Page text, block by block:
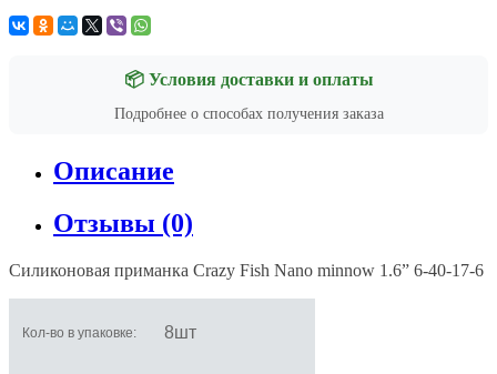
📦 Условия доставки и оплаты
Подробнее о способах получения заказа
Описание
Отзывы (0)
Силиконовая приманка Crazy Fish Nano minnow 1.6” 6-40-17-6
Кол-во в упаковке: 8шт